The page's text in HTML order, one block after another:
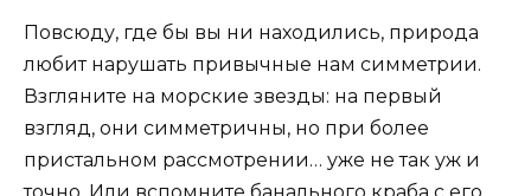
Повсюду, где бы вы ни находились, природа
любит нарушать привычные нам симметрии.
Взгляните на морские звезды: на первый
взгляд, они симметричны, но при более
пристальном рассмотрении… уже не так уж и
точно. Или вспомните банального краба с его